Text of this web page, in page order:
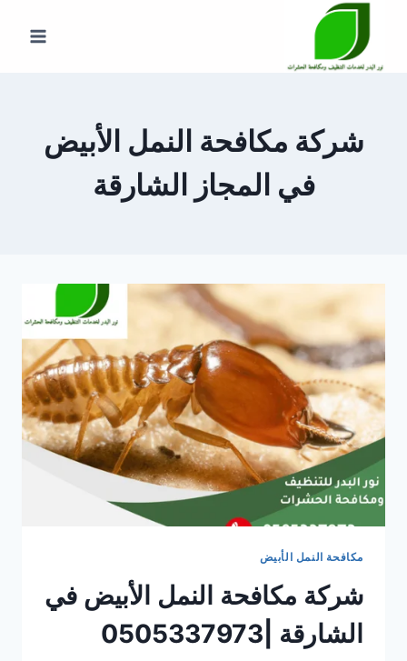
المحتوى
شركة مكافحة النمل الأبيض
في المجاز الشارقة
مكافحة النمل الأبيض
شركة مكافحة النمل الأبيض في
الشارقة |0505337973